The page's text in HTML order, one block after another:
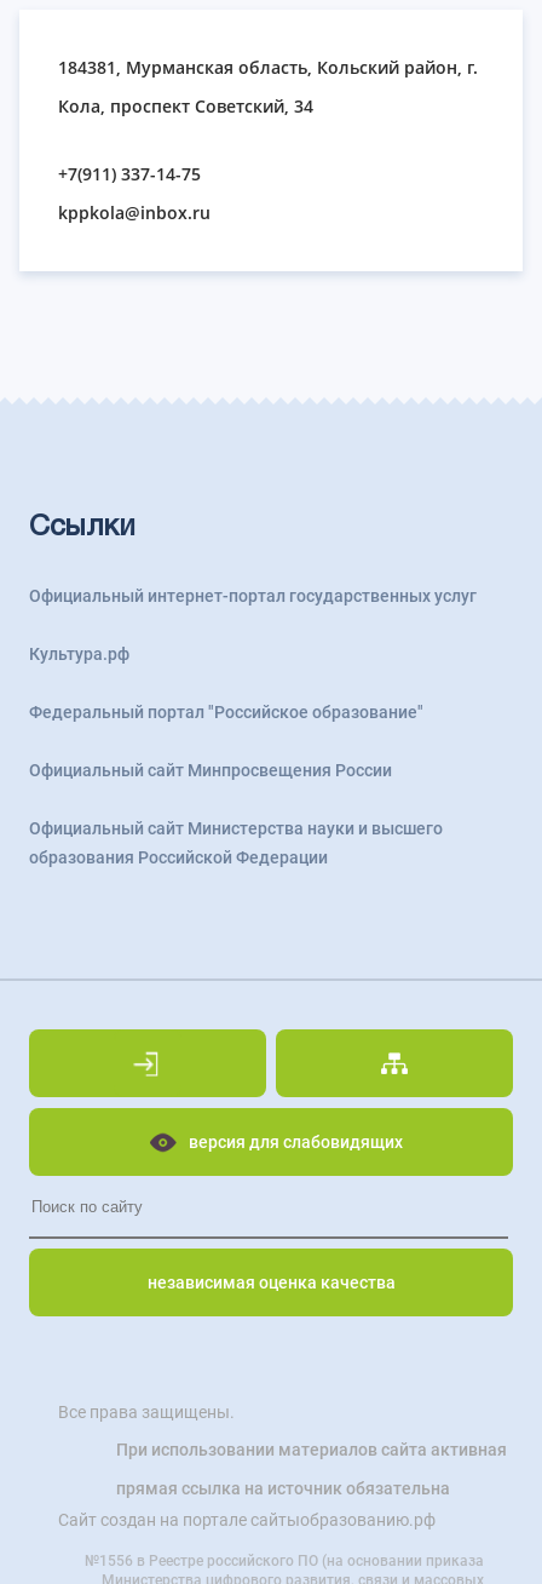
184381, Мурманская область, Кольский район, г.
Кола, проспект Советский, 34
+7(911) 337-14-75
kppkola@inbox.ru
Ссылки
Официальный интернет-портал государственных услуг
Культура.рф
Федеральный портал "Российское образование"
Официальный сайт Минпросвещения России
Официальный сайт Министерства науки и высшего
образования Российской Федерации
версия для слабовидящих
независимая оценка качества
Все права защищены.
При использовании материалов сайта активная
прямая ссылка на источник обязательна
Сайт создан на портале сайтыобразованию.рф
№1556 в Реестре российского ПО (на основании приказа
Министерства цифрового развития, связи и массовых